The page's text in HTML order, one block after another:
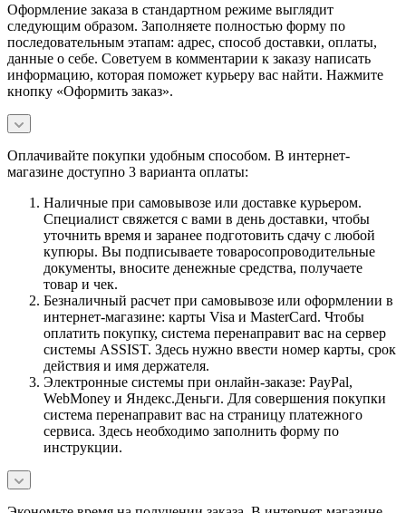
Оформление заказа в стандартном режиме выглядит
следующим образом. Заполняете полностью форму по
последовательным этапам: адрес, способ доставки, оплаты,
данные о себе. Советуем в комментарии к заказу написать
информацию, которая поможет курьеру вас найти. Нажмите
кнопку «Оформить заказ».
Оплачивайте покупки удобным способом. В интернет-
магазине доступно 3 варианта оплаты:
Наличные при самовывозе или доставке курьером.
Специалист свяжется с вами в день доставки, чтобы
уточнить время и заранее подготовить сдачу с любой
купюры. Вы подписываете товаросопроводительные
документы, вносите денежные средства, получаете
товар и чек.
Безналичный расчет при самовывозе или оформлении в
интернет-магазине: карты Visa и MasterCard. Чтобы
оплатить покупку, система перенаправит вас на сервер
системы ASSIST. Здесь нужно ввести номер карты, срок
действия и имя держателя.
Электронные системы при онлайн-заказе: PayPal,
WebMoney и Яндекс.Деньги. Для совершения покупки
система перенаправит вас на страницу платежного
сервиса. Здесь необходимо заполнить форму по
инструкции.